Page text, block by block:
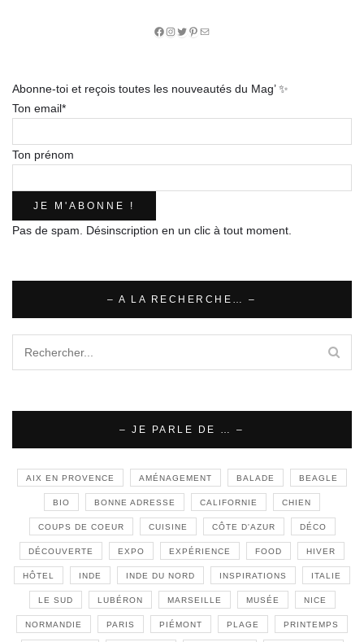
Facebook
Instagram
Twitter
Pinterest
E-
Abonne-toi et reçois toutes les nouveautés du Mag’ ✨
Ton email*
Ton prénom
Pas de spam. Désinscription en un clic à tout moment.
– A LA RECHERCHE… –
– JE PARLE DE … –
AIX EN PROVENCE AMÉNAGEMENT BALADE BEAGLE
BIO BONNE ADRESSE CALIFORNIE CHIEN
COUPS DE COEUR CUISINE CÔTE D'AZUR DÉCO
DÉCOUVERTE EXPO EXPÉRIENCE FOOD HIVER
HÔTEL INDE INDE DU NORD INSPIRATIONS ITALIE
LE SUD LUBÉRON MARSEILLE MUSÉE NICE
NORMANDIE PARIS PIÉMONT PLAGE PRINTEMPS